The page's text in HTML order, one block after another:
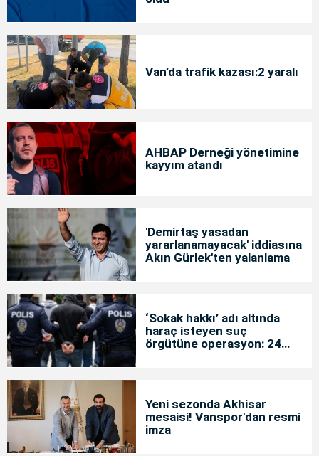
Van’da trafik kazası:2 yaralı
AHBAP Derneği yönetimine
kayyım atandı
'Demirtaş yasadan
yararlanamayacak' iddiasına
Akın Gürlek'ten yalanlama
‘Sokak hakkı’ adı altında
haraç isteyen suç
örgütüne operasyon: 24
Yeni sezonda Akhisar
mesaisi! Vanspor'dan resmi
imza